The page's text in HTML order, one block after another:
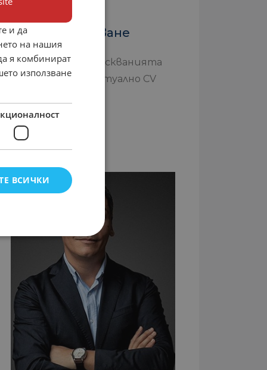
Съвети за
кандидатстване
Прочетете изискванията
Подгответе актуално CV
работодателя
и да
на нашия
я комбинират
използване
ВСИЧКИ